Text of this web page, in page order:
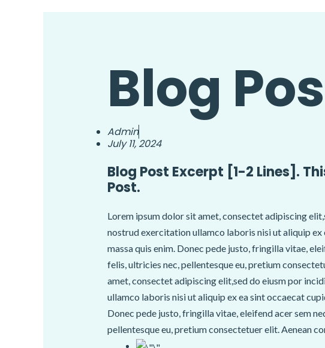
Blog
Admin
July 11, 2024
Blog Post Excerpt [1-2 Lines].
Post.
Lorem ipsum dolor sit amet, consectet adipiscing
nostrud exercitation ullamco laboris nisi ut aliquip
massa quis enim. Donec pede justo, fringilla vitae,
felis, ultricies nec, pellentesque eu, pretium
amet, consectet adipiscing elit,sed do eiusm por
ullamco laboris nisi ut aliquip ex ea sint occaecat
Donec pede justo, fringilla vitae, eleifend acer sem
pellentesque eu, pretium consectetuer elit. Aenean